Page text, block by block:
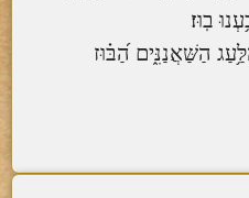
בֽוּז׃
הַשַּׁאֲנַנִּ֑ים הַ֝בּ֗וּז